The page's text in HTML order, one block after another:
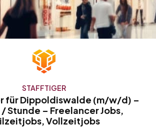
STAFFTIGER
für Dippoldiswalde (m/w/d) –
Stunde – Freelancer Jobs,
Vollzeitjobs